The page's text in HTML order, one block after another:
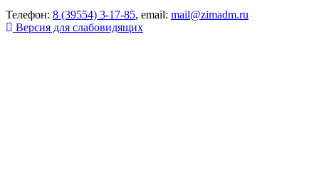
Телефон: 8 (39554) 3-17-85, email: mail@zimadm.ru
Версия для слабовидящих